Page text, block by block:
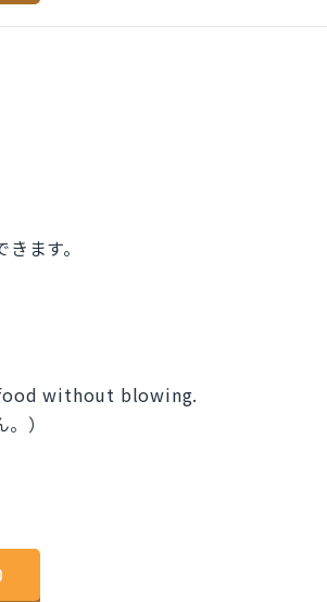
ます。
without blowing.
）